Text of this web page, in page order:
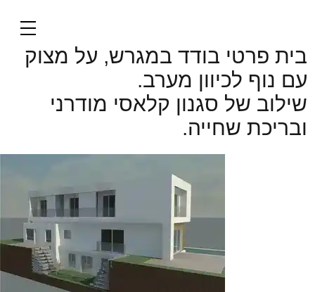
בית פרטי בודד במגרש, על מצוק
עם נוף לכיוון מערב.
שילוב של סגנון קלאסי מודרני
ובריכת שחייה.
בית פרטי באירוס